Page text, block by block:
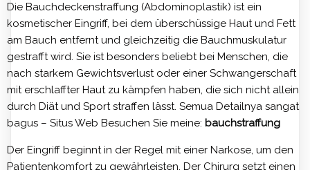
Die Bauchdeckenstraffung (Abdominoplastik) ist ein
kosmetischer Eingriff, bei dem überschüssige Haut und Fett
am Bauch entfernt und gleichzeitig die Bauchmuskulatur
gestrafft wird. Sie ist besonders beliebt bei Menschen, die
nach starkem Gewichtsverlust oder einer Schwangerschaft
mit erschlaffter Haut zu kämpfen haben, die sich nicht allein
durch Diät und Sport straffen lässt. Semua Detailnya sangat
bagus – Situs Web Besuchen Sie meine: bauchstraffung
Der Eingriff beginnt in der Regel mit einer Narkose, um den
Patientenkomfort zu gewährleisten. Der Chirurg setzt einen